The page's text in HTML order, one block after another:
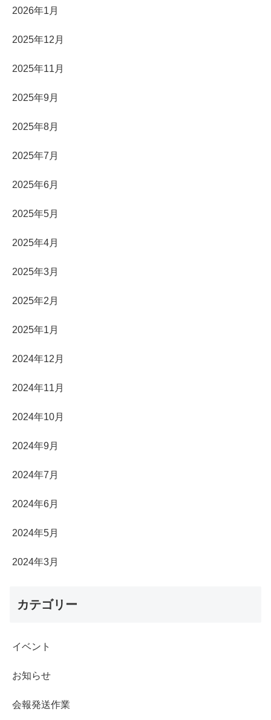
2026年1月
2025年12月
2025年11月
2025年9月
2025年8月
2025年7月
2025年6月
2025年5月
2025年4月
2025年3月
2025年2月
2025年1月
2024年12月
2024年11月
2024年10月
2024年9月
2024年7月
2024年6月
2024年5月
2024年3月
カテゴリー
イベント
お知らせ
会報発送作業